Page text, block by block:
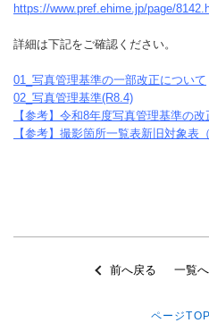
https://www.pref.ehime.jp/page/
詳細は下記をご確認ください。
01_写真管理基準の一部改正について
02_写真管理基準(R8.4)
【参考】令和8年度写真管理基準の
【参考】撮影箇所一覧表新旧対象表
前へ戻る 一覧
ページ